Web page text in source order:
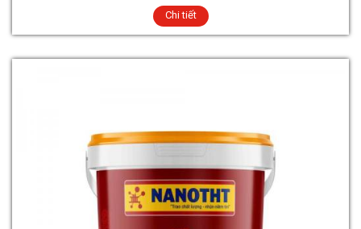
Chi tiết